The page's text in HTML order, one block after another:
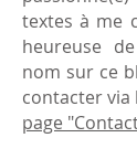
textes à me
heureuse
nom sur ce
contacter via
page